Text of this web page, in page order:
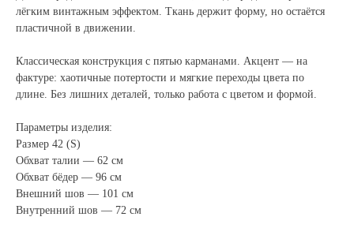
лёгким винтажным эффектом. Ткань держит форму, но остаётся
пластичной в движении.
Классическая конструкция с пятью карманами. Акцент — на
фактуре: хаотичные потертости и мягкие переходы цвета по
длине. Без лишних деталей, только работа с цветом и формой.
Параметры изделия:
Размер 42 (S)
Обхват талии — 62 см
Обхват бёдер — 96 см
Внешний шов — 101 см
Внутренний шов — 72 см